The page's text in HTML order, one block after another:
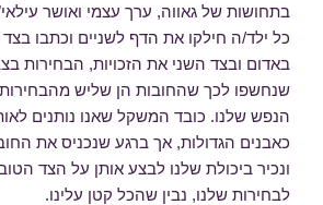
בתחושות של גאווה, ערך עצמי ואושר
כל ילד/ה חילקו את הדף לשניים וכתבו
באדום ובצד השני את הזכויות, הבחירות
שנחשפו לכך שהחובות הן שליש
הנפש שלנו. כובד המשקל שאנו נותנים
כאבנים הגדולות, אך ברגע שנכניס את
ונכיר ביכולת שלנו לבצע אותן על הצד
לבחירות שלנו, נבין שהכל קטן עלינו.